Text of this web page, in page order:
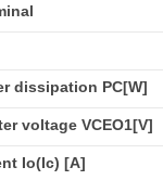
dissipation PC[W]
voltage VCEO1[V]
Io(Ic) [A]